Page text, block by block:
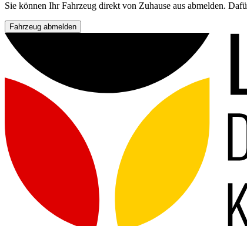
Sie können Ihr Fahrzeug direkt von Zuhause aus abmelden.
Fahrzeug abmelden